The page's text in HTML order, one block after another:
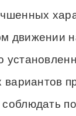
движении
вариантов
соблюдать